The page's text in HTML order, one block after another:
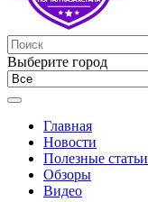
Выберите город
Главная
Новости
Полезные статьи
Обзоры
Видео